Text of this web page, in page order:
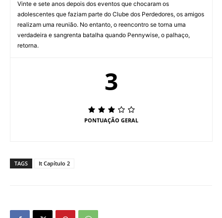
Vinte e sete anos depois dos eventos que chocaram os
adolescentes que faziam parte do Clube dos Perdedores, os amigos
realizam uma reunião. No entanto, o reencontro se torna uma
verdadeira e sangrenta batalha quando Pennywise, o palhaço,
retorna.
3
PONTUAÇÃO GERAL
TAGS It Capítulo 2